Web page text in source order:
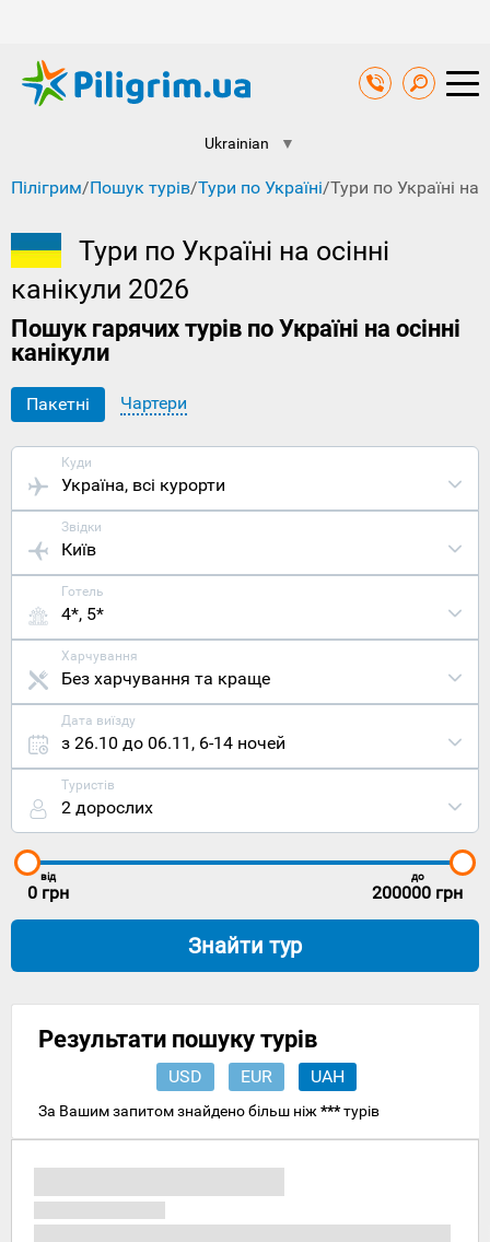
Ukrainian ▼
Пілігрим/Пошук турів/Тури по Україні/Тури по Україні на
Тури по Україні на осінні
канікули 2026
Пошук гарячих турів по Україні на осінні
канікули
Пакетні Чартери
Куди
Україна, всі курорти
Звідки
Київ
Готель
4*, 5*
Харчування
Без харчування та краще
Дата виїзду
з 26.10 до 06.11 , 6-14 ночей
Туристів
2 дорослих
від
0 грн
до
200000 грн
Знайти тур
Результати пошуку турів
USD EUR UAH
За Вашим запитом знайдено більш ніж ***турів